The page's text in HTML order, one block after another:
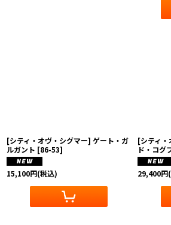
[シティ・オヴ・シグマー] ゲート・ガ
ルガント [86-53]
15,100円(税込)
[シティ
ド・コグ
29,400円